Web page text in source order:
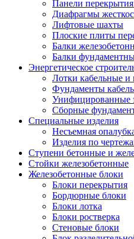
Панели
Диафрагмы
Лифтовые шахты
Плоские плиты
Балки
Балки
Энергетическое
Лотки кабельные
Фундаменты
Унифицированные
Сборные
Специальные изделия
Несъемная
Изделия по
Ступени бетонные и
Стойки железобетонные
Железобетонные блоки
Блоки перекрытия
Бордюрные блоки
Блоки лотка
Блоки ростверка
Стеновые блоки